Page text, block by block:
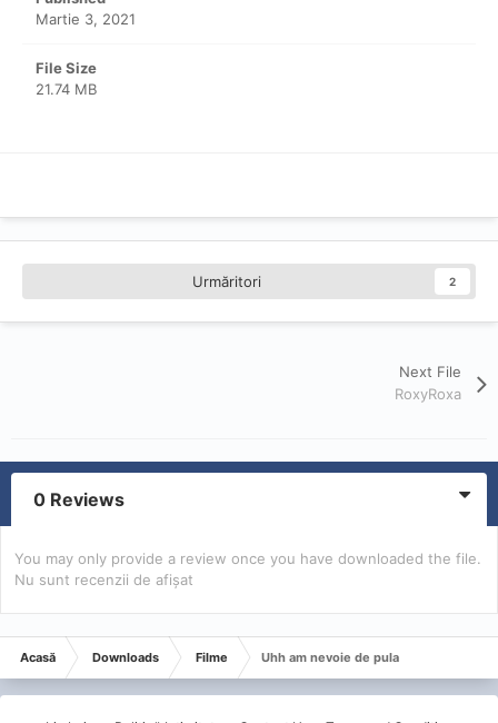
Martie 3, 2021
File Size
21.74 MB
Urmăritori 2
Next File
RoxyRoxa
0 Reviews
You may only provide a review once you have downloaded the file.
Nu sunt recenzii de afișat
Acasă Downloads Filme Uhh am nevoie de pula